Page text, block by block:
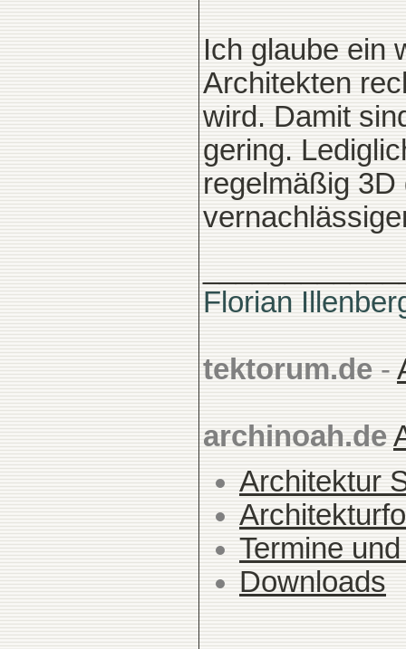
Ich glaube ein
Architekten
wird. Damit
gering.
regelmäßig
Florian
tektorum.de -
archinoah.de
Architektur
Termine
Downloads